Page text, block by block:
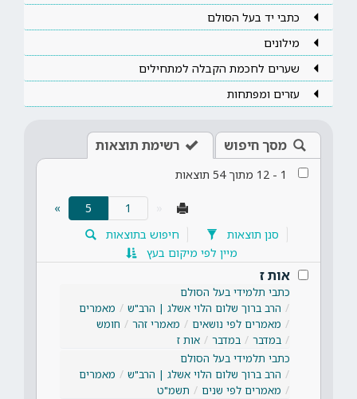
כתבי יד בעל הסולם
מילונים
שערים לחכמת הקבלה למתחילים
עזרים ומפתחות
מסך חיפוש רשימת תוצאות
1
-
12 מתוך54 תוצאות
5
(current)
»
סנן תוצאות
חיפוש בתוצאות
מיין לפי מיקום בעץ
אות ז
כתבי תלמידי בעל הסולם
הרב ברוך שלום הלוי אשלג | הרב"ש
מאמרים
מאמרים לפי נושאים
מאמרי זהר
חומש
במדבר
במדבר
אות ז
כתבי תלמידי בעל הסולם
הרב ברוך שלום הלוי אשלג | הרב"ש
מאמרים
מאמרים לפי שנים
תשמ"ט